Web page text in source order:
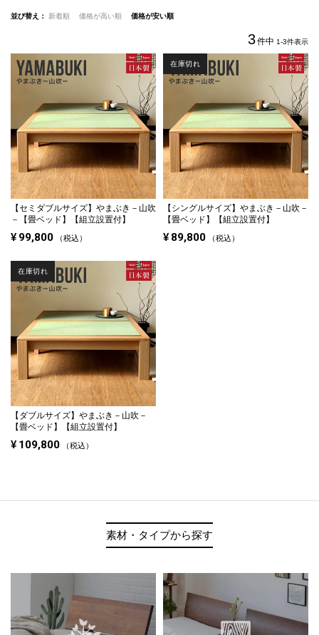
並び替え 新着順 価格が高い順 価格が安い順
3件中 1-3件表示
【セミダブルサイズ】 やまぶき－山吹
－【畳ベッド】【組立設置付】
¥ 99,800 税込
【シングルサイズ】 やまぶき－山吹－
【畳ベッド】【組立設置付】
¥ 89,800 税込
在庫切れ
【ダブルサイズ】 やまぶき－山吹－
【畳ベッド】【組立設置付】
¥ 109,800 税込
在庫切れ
素材・タイプから探す